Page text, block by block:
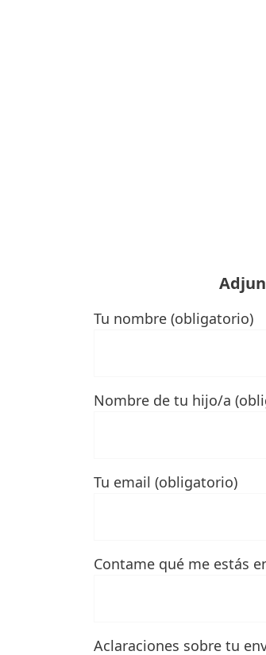
Tu nombre (obligatorio)
Nombre de tu hijo/a
Tu email (obligatorio)
Contame qué me estás
Aclaraciones sobre tu